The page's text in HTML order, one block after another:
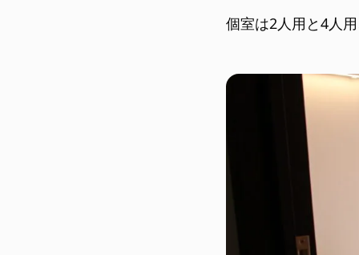
個室は2人用と4人